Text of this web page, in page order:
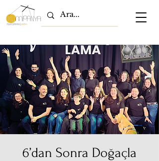
6’dan Sonra Doğaçla